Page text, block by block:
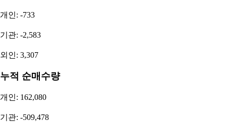
2023
연간 (YoY)
2026.1Q 분기 (QoQ)
2025.3Q
2025.2Q 분기 (QoQ)
투자자별 매매동향
순매수량